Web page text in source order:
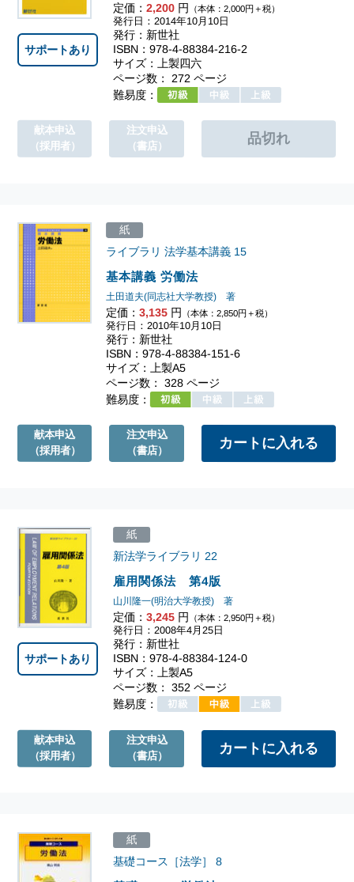
定価： 2,200円 （本体：2,000円＋税）
発行日：2014年10月10日
発行：新世社
ISBN：978-4-88384-216-2
サイズ：上製四六
ページ数： 272 ページ
難易度：
サポートあり
献本申込
（採用者）
注文申込
（書店）
基本講義 労働法
ライブラリ 法学基本講義 15
土田道夫(同志社大学教授) 著
定価：3,135 円 （本体：2,850円＋税）
紙
発行日：2010年10月10日
発行：新世社
ISBN：978-4-88384-151-6
サイズ：上製A5
ページ数： 328 ページ
難易度：
献本申込
（採用者）
注文申込
（書店）
雇用関係法 第4版
新法学ライブラリ 22
山川隆一(明治大学教授) 著
定価： 3,245円 （本体：2,950円＋税）
紙
発行日：2008年4月25日
発行：新世社
ISBN：978-4-88384-124-0
サイズ：上製A5
ページ数： 352 ページ
難易度：
サポートあり
献本申込
（採用者）
注文申込
（書店）
基礎コース［法学］ 8
紙